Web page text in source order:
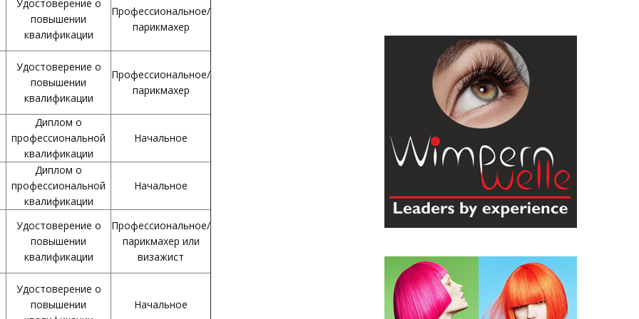
Удостоверение о
повышении
квалификации
Профессиональное/
парикмахер
Удостоверение о
повышении
квалификации
Профессиональное/
парикмахер
Диплом о
профессиональной
квалификации
Начальное
Диплом о
профессиональной
квалификации
Начальное
Удостоверение о
повышении
квалификации
Профессиональное/
парикмахер или
визажист
Удостоверение о
повышении
Начальное